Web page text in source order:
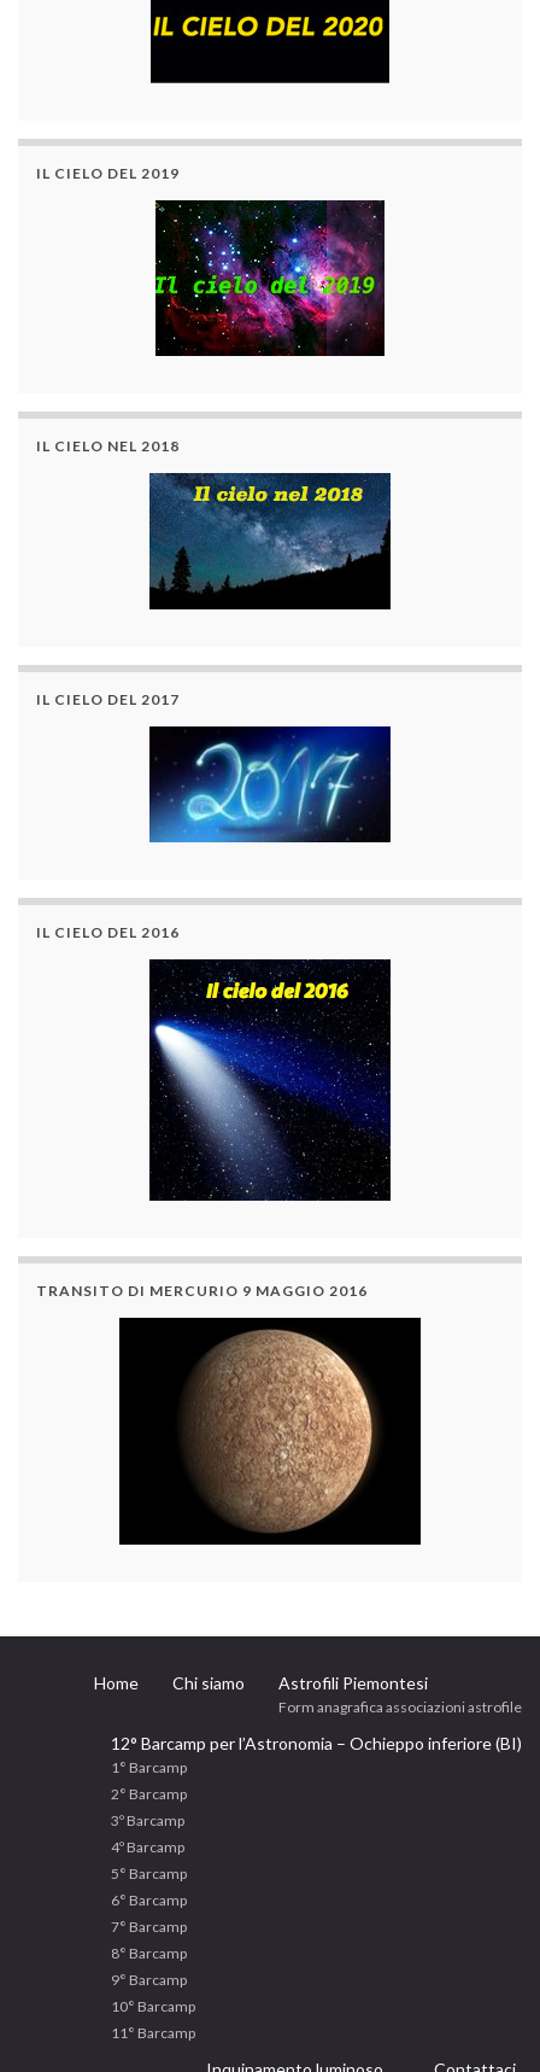
IL CIELO DEL 2019
IL CIELO NEL 2018
IL CIELO DEL 2017
IL CIELO DEL 2016
TRANSITO DI MERCURIO 9 MAGGIO 2016
Home Chi siamo Astrofili Piemontesi
Form anagrafica associazioni astrofile
12° Barcamp per l’Astronomia – Ochieppo inferiore (BI)
1° Barcamp
2° Barcamp
3º Barcamp
4º Barcamp
5° Barcamp
6° Barcamp
7° Barcamp
8° Barcamp
9° Barcamp
10° Barcamp
11° Barcamp